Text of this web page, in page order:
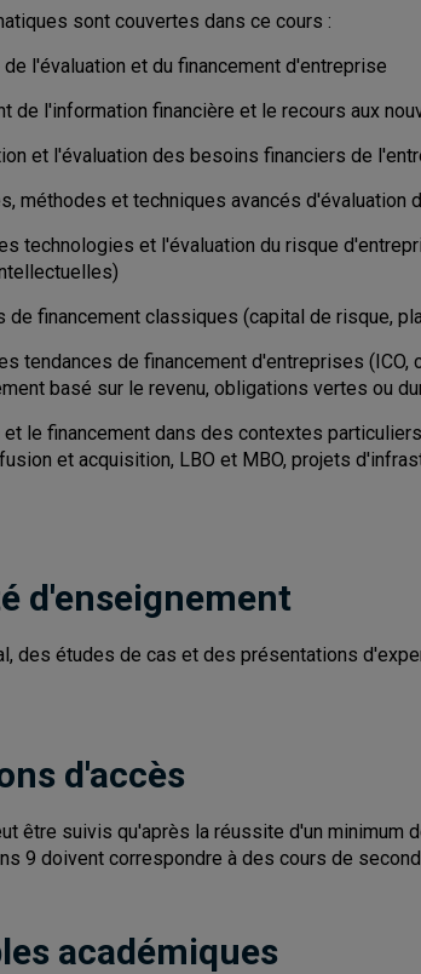
sont couvertes dans ce cours :
l'évaluation et du financement d'entreprise
de l'information financière et le recours aux
et l'évaluation des besoins financiers de
méthodes et techniques avancés d'évaluation
technologies et l'évaluation du risque
de financement classiques (capital de risque,
tendances de financement d'entreprises
basé sur le revenu, obligations vertes ou
et le financement dans des contextes
et acquisition, LBO et MBO, projets
d'enseignement
des études de cas et des présentations
d'accès
être suivis qu'après la réussite d'un minimum
9 doivent correspondre à des cours de
académiques